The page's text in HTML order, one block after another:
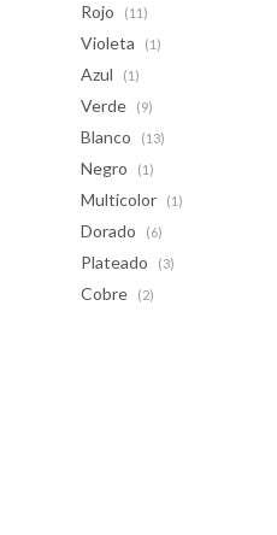
Rojo (11)
Violeta (1)
Azul (1)
Verde (9)
Blanco (13)
Negro (1)
Multicolor (1)
Dorado (6)
Plateado (3)
Cobre (2)